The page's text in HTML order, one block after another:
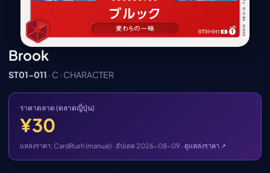
Brook
ST01-011 · C · CHARACTER
ราคาตลาด (ตลาดญี่ปุ่น)
¥30
แหล่งราคา: CardRush (manual) · อัปเดต 2026-08-09 · ดูแหล่งราคา ↗